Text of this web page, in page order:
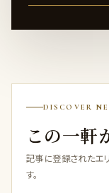
DISCOVER
この一軒
記事に登録されたエ
す。